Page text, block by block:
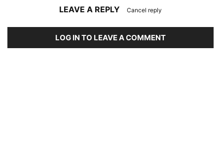
LEAVE A REPLY Cancel reply
LOG IN TO LEAVE A COMMENT